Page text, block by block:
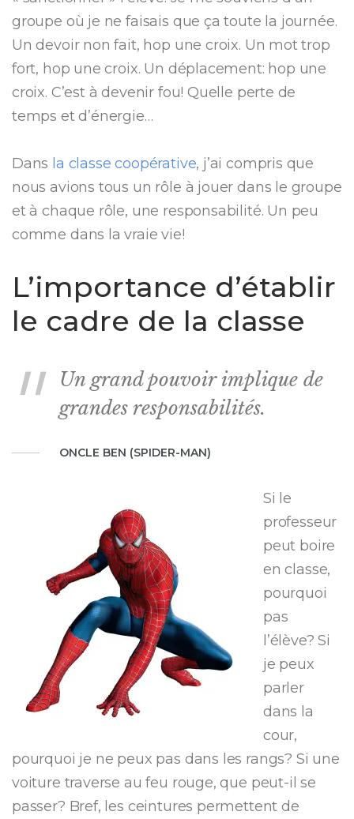
groupe où je ne faisais que ça toute la journée.
Un devoir non fait, hop une croix. Un mot trop
fort, hop une croix. Un déplacement: hop une
croix. C’est à devenir fou! Quelle perte de
temps et d’énergie…
Dans la classe coopérative, j’ai compris que
nous avions tous un rôle à jouer dans le groupe
et à chaque rôle, une responsabilité. Un peu
comme dans la vraie vie!
L’importance d’établir
le cadre de la classe
Un grand pouvoir implique de
grandes responsabilités.
ONCLE BEN (SPIDER-MAN)
Si le
professeur
peut boire
en classe,
pourquoi
pas
l’élève? Si
je peux
parler
dans la
cour,
pourquoi je ne peux pas dans les rangs? Si une
voiture traverse au feu rouge, que peut-il se
passer? Bref, les ceintures permettent de